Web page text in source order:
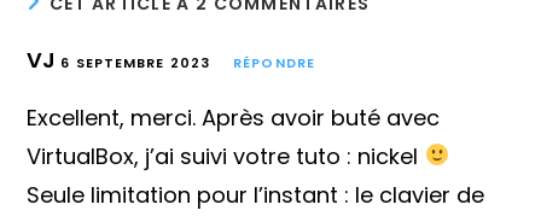
VJ 6 SEPTEMBRE 2023 RÉPONDRE
Excellent, merci. Après avoir buté avec
VirtualBox, j’ai suivi votre tuto : nickel
Seule limitation pour l’instant : le clavier de